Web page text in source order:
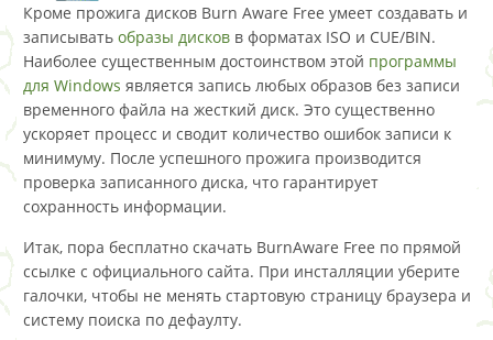
Кроме прожига дисков Burn Aware Free умеет создавать и
записывать образы дисков в форматах ISO и CUE/BIN.
Наиболее существенным достоинством этой программы
для Windows является запись любых образов без записи
временного файла на жесткий диск. Это существенно
ускоряет процесс и сводит количество ошибок записи к
минимуму. После успешного прожига производится
проверка записанного диска, что гарантирует
сохранность информации.
Итак, пора бесплатно скачать BurnAware Free по прямой
ссылке с официального сайта. При инсталляции уберите
галочки, чтобы не менять стартовую страницу браузера и
систему поиска по дефаулту.